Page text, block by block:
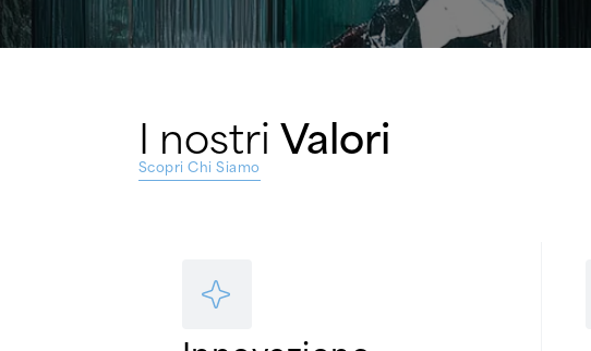
I nostriValori
Scopri Chi Siamo